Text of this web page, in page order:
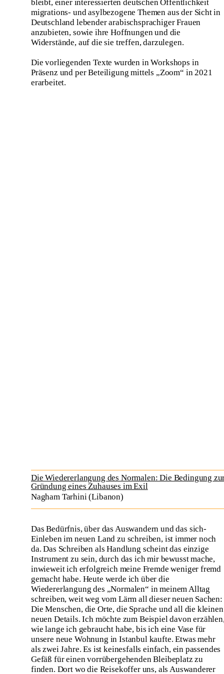
bleibt, einer interessierten deutschen Öffentlichkeit
migrations- und asylbezogene Themen aus der Sicht in
Deutschland lebender arabischsprachiger Frauen
anzubieten, sowie ihre Hoffnungen und die
Widerstände, auf die sie treffen, darzulegen.
Die vorliegenden Texte wurden in Workshops in
Präsenz und per Beteiligung mittels „Zoom“ in 2021
erarbeitet.
Die Wiedererlangung des Normalen: Die Bedingung
Gründung eines Zuhauses im Exil
Nagham Tarhini (Libanon)
Das Bedürfnis, über das Auswandern und das sich-
Einleben im neuen Land zu schreiben, ist immer noch
da. Das Schreiben als Handlung scheint das einzige
Instrument zu sein, durch das ich mir bewusst mache,
inwieweit ich erfolgreich meine Fremde weniger fremd
gemacht habe. Heute werde ich über die
Wiedererlangung des „Normalen“ in meinem Alltag
schreiben, weit weg vom Lärm all dieser neuen Sachen:
Die Menschen, die Orte, die Sprache und all die kleinen
neuen Details. Ich möchte zum Beispiel davon
wie lange ich gebraucht habe, bis ich eine Vase für
unsere neue Wohnung in Istanbul kaufte. Etwas mehr
als zwei Jahre. Es ist keinesfalls einfach, ein passendes
Gefäß für einen vorrübergehenden Bleibeplatz zu
finden. Dort wo die Reisekoffer uns, als Auswanderer